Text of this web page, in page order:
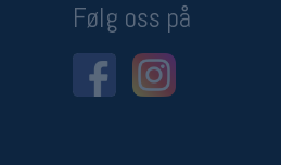
Følg oss på